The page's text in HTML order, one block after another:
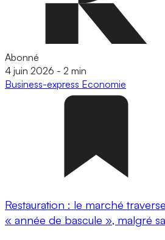
Abonné
4 juin 2026 - 2 min
Business-express Economie
Restauration : le marché
« année de bascule », malgré